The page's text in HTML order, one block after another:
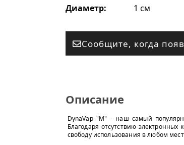
Диаметр:
1 см
Сообщите, когда
Описание
DynaVap "M" - наш самый
Благодаря отсутствию
свободу использования в любом